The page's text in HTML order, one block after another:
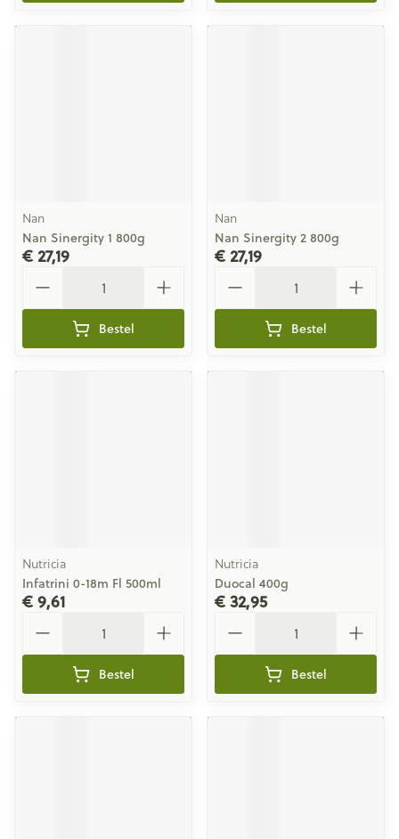
Nan
Nan Sinergity 1 800g
€ 27,19
Bestel
Nan
Nan Sinergity 2 800g
€ 27,19
Bestel
Nutricia
Infatrini 0-18m Fl 500ml
€ 9,61
Bestel
Nutricia
Duocal 400g
€ 32,95
Bestel